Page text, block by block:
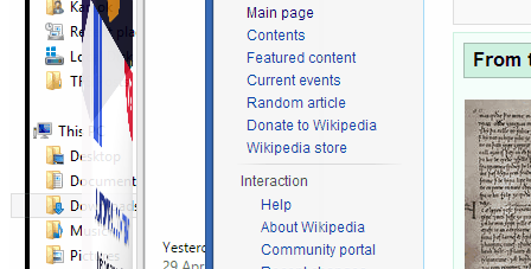
Auto Viral Content
Công cụ đặt lịch, đăng bài tự động cho hàng loạt
Fanpage.